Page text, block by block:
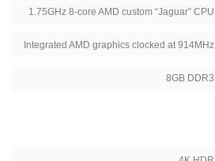
1.75GHz 8-core AMD custom “Jaguar” CPU
Integrated AMD graphics clocked at 914MHz
8GB DDR3